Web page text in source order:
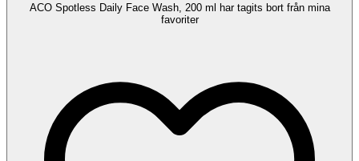
ACO Spotless Daily Face Wash, 200 ml har tagits bort från mina
favoriter